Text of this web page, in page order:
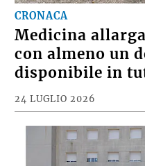
CRONACA
Medicina
con almeno un
disponibile in
24 LUGLIO 2026